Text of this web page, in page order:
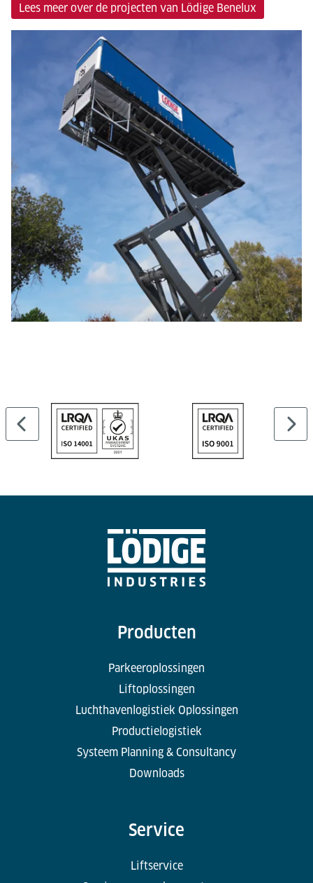
Lees meer over de projecten van Lödige Benelux
Producten
Parkeeroplossingen
Liftoplossingen
Luchthavenlogistiek Oplossingen
Productielogistiek
Systeem Planning & Consultancy
Downloads
Service
Liftservice